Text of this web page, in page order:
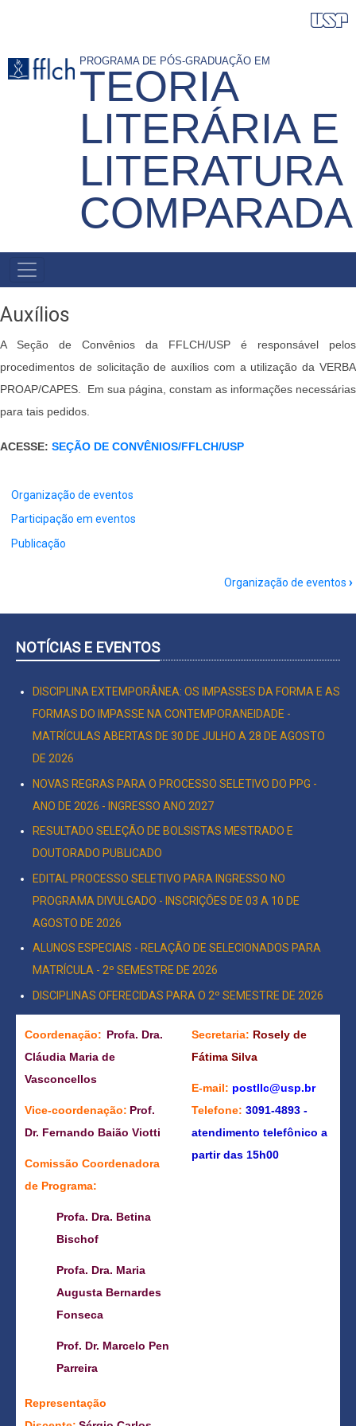
conteúdo
PROGRAMA DE PÓS-GRADUAÇÃO EM
TEORIA
LITERÁRIA E
LITERATURA
COMPARADA
NAVEGAÇÃO
PRINCIPAL
Auxílios
A Seção de Convênios da FFLCH/USP é responsável pelos
procedimentos de solicitação de auxílios com a utilização da VERBA
PROAP/CAPES. Em sua página, constam as informações necessárias
para tais pedidos.
ACESSE: SEÇÃO DE CONVÊNIOS/FFLCH/USP
Organização de eventos
Participação em eventos
Publicação
links
for
Auxílios
Organização de eventos ›
NOTÍCIAS E EVENTOS
DISCIPLINA EXTEMPORÂNEA: OS IMPASSES DA FORMA E AS
FORMAS DO IMPASSE NA CONTEMPORANEIDADE -
MATRÍCULAS ABERTAS DE 30 DE JULHO A 28 DE AGOSTO
DE 2026
NOVAS REGRAS PARA O PROCESSO SELETIVO DO PPG -
ANO DE 2026 - INGRESSO ANO 2027
RESULTADO SELEÇÃO DE BOLSISTAS MESTRADO E
DOUTORADO PUBLICADO
EDITAL PROCESSO SELETIVO PARA INGRESSO NO
PROGRAMA DIVULGADO - INSCRIÇÕES DE 03 A 10 DE
AGOSTO DE 2026
ALUNOS ESPECIAIS - RELAÇÃO DE SELECIONADOS PARA
MATRÍCULA - 2º SEMESTRE DE 2026
DISCIPLINAS OFERECIDAS PARA O 2º SEMESTRE DE 2026
Coordenação: Profa. Dra.
Cláudia Maria de
Vasconcellos
Vice-coordenação: Prof.
Dr. Fernando Baião Viotti
Comissão Coordenadora
de Programa:
Profa. Dra. Betina
Bischof
Profa. Dra. Maria
Augusta Bernardes
Fonseca
Prof. Dr. Marcelo Pen
Parreira
Representação
Secretaria: Rosely de
Fátima Silva
E-mail: postllc@usp.br
Telefone: 3091-4893 -
atendimento telefônico a
partir das 15h00